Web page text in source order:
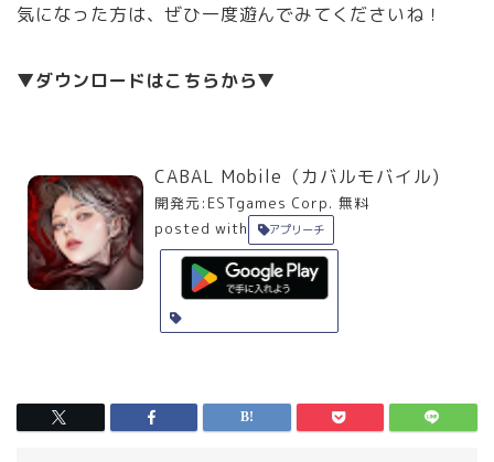
気になった方は、ぜひ一度遊んでみてくださいね！
▼ダウンロードはこちらから▼
CABAL Mobile（カバルモバイル)
開発元: ESTgames Corp. 無料
posted with
アプリーチ